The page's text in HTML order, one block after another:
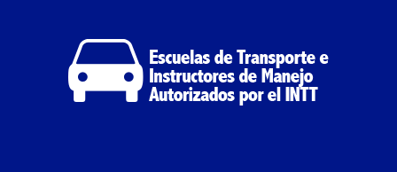
Registro Original de Licencia para Conducir Segundo
Grado (2°) – (Mayores de 18 años).